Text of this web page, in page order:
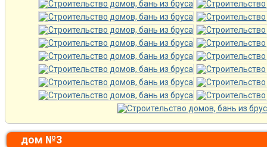
дом №3